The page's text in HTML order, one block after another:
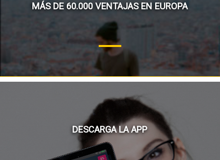
MÁS DE 60.000 VENTAJAS EN EUROPA
DESCARGA LA APP